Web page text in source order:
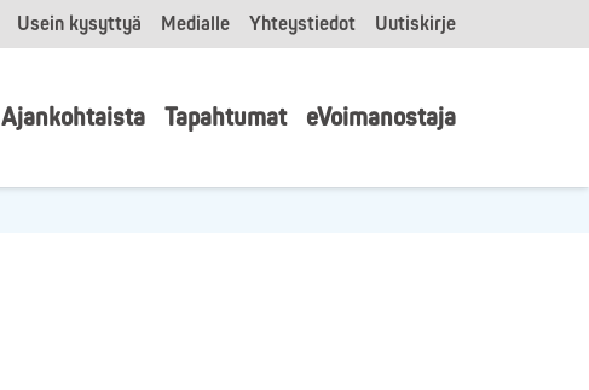
Usein kysyttyä Medialle Yhteystiedot Uutiskirje
Ajankohtaista Tapahtumat eVoimanostaja